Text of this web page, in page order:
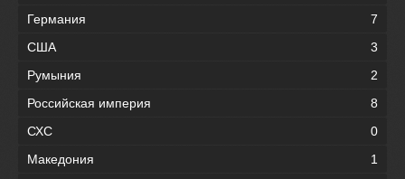
Германия
7
США
3
Румыния
2
Российская империя
8
СХС
0
Македония
1